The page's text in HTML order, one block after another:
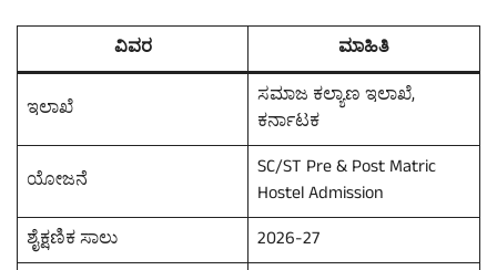
ವಿವರ ಮಾಹಿತಿ
ಇಲಾಖೆ
ಸಮಾಜ ಕಲ್ಯಾಣ ಇಲಾಖೆ,
ಕರ್ನಾಟಕ
ಯೋಜನೆ
SC/ST Pre & Post Matric
Hostel Admission
ಶೈಕ್ಷಣಿಕ ಸಾಲು
2026-27